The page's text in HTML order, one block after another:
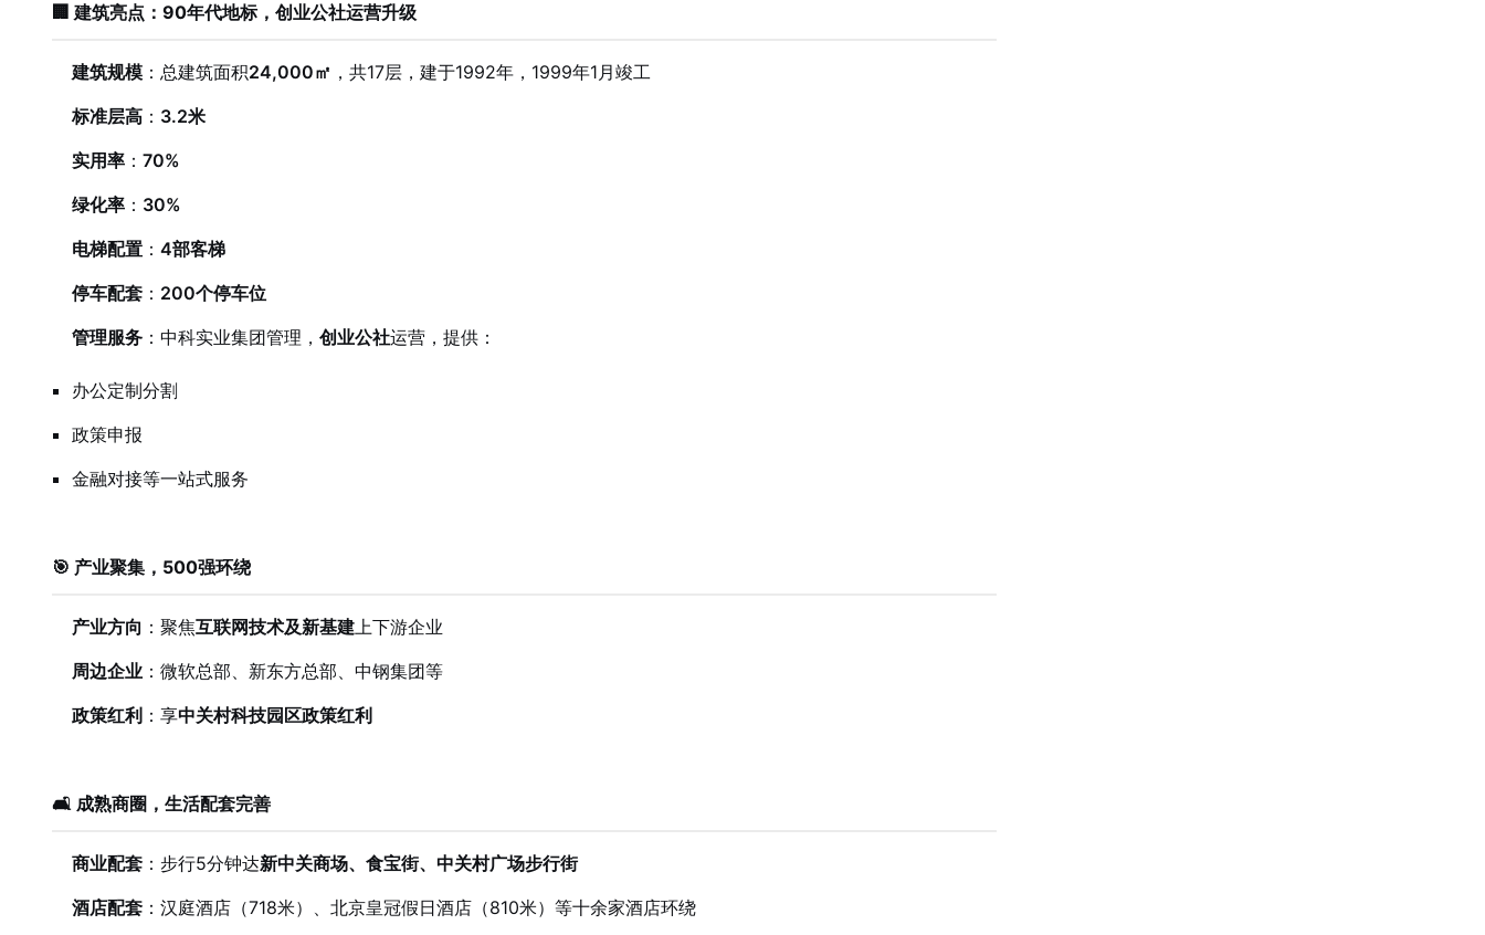
🏢 建筑亮点：90年代地标，创业公社运营升级
建筑规模 ：总建筑面积24,000㎡ ，共17层，建于1992年，1999年1月竣工
标准层高 ： 3.2米
实用率 ： 70%
绿化率 ： 30%
电梯配置 ： 4部客梯
停车配套 ： 200个停车位
管理服务 ：中科实业集团管理， 创业公社运营，提供：
办公定制分割
政策申报
金融对接等一站式服务
🎯 产业聚集，500强环绕
产业方向 ：聚焦互联网技术及新基建上下游企业
周边企业 ：微软总部、新东方总部、中钢集团等
政策红利 ：享中关村科技园区政策红利
🛋️ 成熟商圈，生活配套完善
商业配套 ：步行5分钟达新中关商场、食宝街、中关村广场步行街
酒店配套 ：汉庭酒店（718米）、北京皇冠假日酒店（810米）等十余家酒店环绕